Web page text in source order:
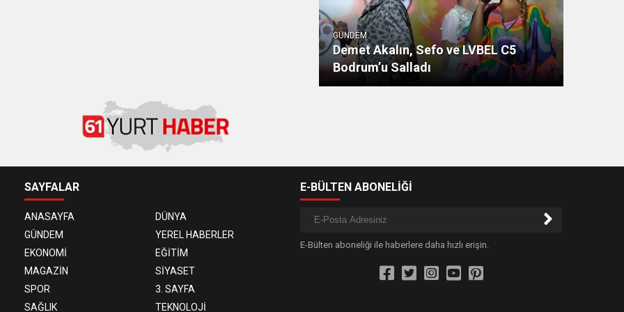
GÜNDEM
Demet Akalın, Sefo ve LVBEL C5
Bodrum’u Salladı
SAYFALAR
ANASAYFA
DÜNYA
GÜNDEM
YEREL HABERLER
EKONOMİ
EĞİTİM
MAGAZİN
SİYASET
SPOR
3. SAYFA
SAĞLIK
TEKNOLOJİ
E-BÜLTEN ABONELİĞİ
E-Bülten aboneliği ile haberlere daha hızlı erişin.